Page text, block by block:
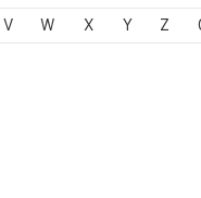
V W X Y Z